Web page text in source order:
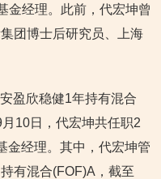
金经理。此前，代宏坤曾
团博士后研究员、上海
盈欣稳健1年持有混合
10日，代宏坤共任职2
金经理。其中，代宏坤管
有混合(FOF)A，截至